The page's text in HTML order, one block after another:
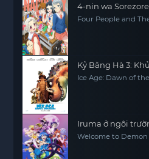
4-nin wa
Four People and
Kỷ Băng Hà 3:
Ice Age: Dawn of
Iruma ở ngôi